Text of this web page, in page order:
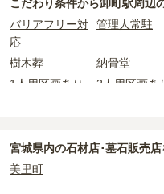
2つが主な費用となります。
卸町駅周辺の一般墓の永代使
県の平均
です。い
材によって変わります。
樹木葬・納骨堂・永代供養墓
・開眼法要の費用：お墓を新
用。僧侶に渡すお布施がかか
円からお求めいただけます。
一般的に最も費用を抑えられ
する
比べて省スペースで管理の手
されています。
価格の目安は、1名あたり5
えてお墓を探すのがおすすめ
こだわり条件から卸町駅周辺
バリアフリー対
応
管理人常駐
樹木葬 納骨堂
1人用区画あり
2人用区画あ
宮城県内の石材店･墓石販売
美里町